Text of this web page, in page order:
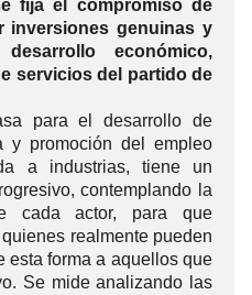
fija el compromiso de
inversiones genuinas y
económico,
servicios del partido de
para el desarrollo de
y promoción del empleo
a industrias, tiene un
contemplando la
cada actor, para que
realmente pueden
esta forma a aquellos que
Se mide analizando las